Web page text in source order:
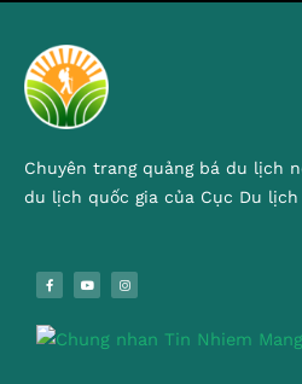
Chuyên trang quảng bá du lịch
du lịch quốc gia của Cục Du lịch